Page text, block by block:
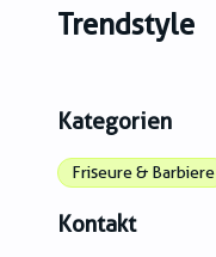
Trendstyle
Kategorien
Friseure & Barbiere
Kontakt